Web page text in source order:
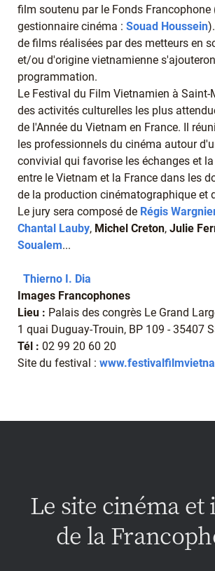
film soutenu par le Fonds Francophone
gestionnaire cinéma : Souad Houssein
de films réalisées par des metteurs en
et/ou d'origine vietnamienne
programmation.
Le Festival du Film Vietnamien à Saint-
des activités culturelles les plus
de l'Année du Vietnam en France. Il
les professionnels du cinéma autour
convivial qui favorise les échanges et
entre le Vietnam et la France dans les
de la production cinématographique et
Le jury sera composé de Régis
Chantal Lauby, Michel Creton, Julie
Soualem...
Thierno I. Dia
Images Francophones
Lieu : Palais des congrès Le Grand
1 quai Duguay-Trouin, BP 109 - 35407
Tél : 02 99 20 60 20
Site du festival :
Le site cinéma et
de la